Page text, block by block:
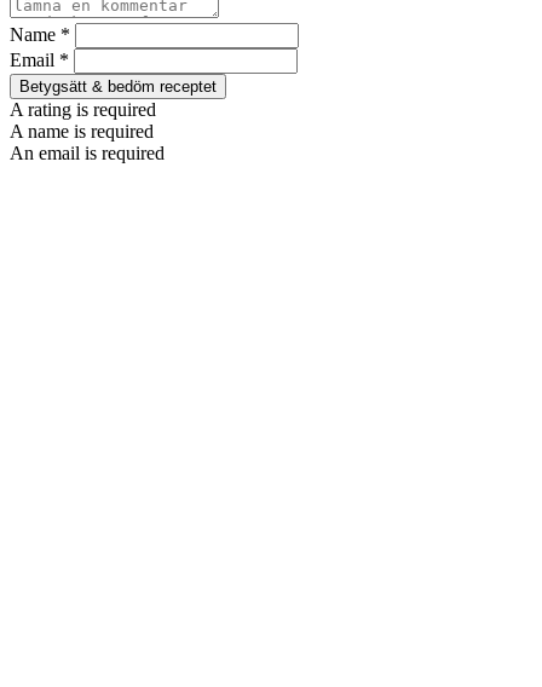
Name *
Email *
Betygsätt & bedöm receptet
A rating is required
A name is required
An email is required